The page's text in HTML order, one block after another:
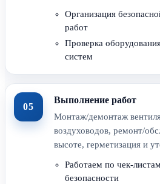
Организация
работ
Проверка
систем
05
Выполнение работ
Монтаж/демонтаж
воздуховодов, ремонт/
высоте, герметизация и
Работаем по чек-
безопасности